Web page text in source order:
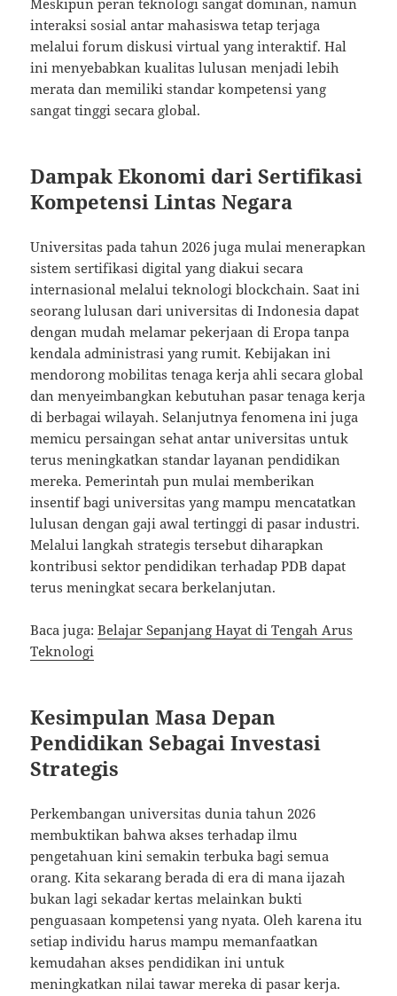
interaksi sosial antar mahasiswa tetap terjaga
melalui forum diskusi virtual yang interaktif. Hal
ini menyebabkan kualitas lulusan menjadi lebih
merata dan memiliki standar kompetensi yang
sangat tinggi secara global.
Dampak Ekonomi dari Sertifikasi
Kompetensi Lintas Negara
Universitas pada tahun 2026 juga mulai menerapkan
sistem sertifikasi digital yang diakui secara
internasional melalui teknologi blockchain. Saat ini
seorang lulusan dari universitas di Indonesia dapat
dengan mudah melamar pekerjaan di Eropa tanpa
kendala administrasi yang rumit. Kebijakan ini
mendorong mobilitas tenaga kerja ahli secara global
dan menyeimbangkan kebutuhan pasar tenaga kerja
di berbagai wilayah. Selanjutnya fenomena ini juga
memicu persaingan sehat antar universitas untuk
terus meningkatkan standar layanan pendidikan
mereka. Pemerintah pun mulai memberikan
insentif bagi universitas yang mampu mencatatkan
lulusan dengan gaji awal tertinggi di pasar industri.
Melalui langkah strategis tersebut diharapkan
kontribusi sektor pendidikan terhadap PDB dapat
terus meningkat secara berkelanjutan.
Baca juga:Belajar Sepanjang Hayat di Tengah Arus
Teknologi
Kesimpulan Masa Depan
Pendidikan Sebagai Investasi
Strategis
Perkembangan universitas dunia tahun 2026
membuktikan bahwa akses terhadap ilmu
pengetahuan kini semakin terbuka bagi semua
orang. Kita sekarang berada di era di mana ijazah
bukan lagi sekadar kertas melainkan bukti
penguasaan kompetensi yang nyata. Oleh karena itu
setiap individu harus mampu memanfaatkan
kemudahan akses pendidikan ini untuk
meningkatkan nilai tawar mereka di pasar kerja.